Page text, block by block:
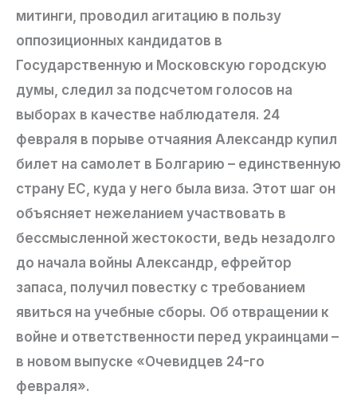
митинги, проводил агитацию в пользу
оппозиционных кандидатов в
Государственную и Московскую городскую
думы, следил за подсчетом голосов на
выборах в качестве наблюдателя. 24
февраля в порыве отчаяния Александр купил
билет на самолет в Болгарию – единственную
страну ЕС, куда у него была виза. Этот шаг он
объясняет нежеланием участвовать в
бессмысленной жестокости, ведь незадолго
до начала войны Александр, ефрейтор
запаса, получил повестку с требованием
явиться на учебные сборы. Об отвращении к
войне и ответственности перед украинцами –
в новом выпуске «Очевидцев 24-го
февраля».